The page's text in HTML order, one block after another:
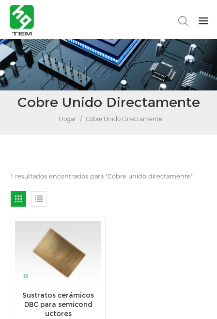
Cobre Unido Directamente
Hogar / Cobre Unido Directamente
1 resultados encontrados para "Cobre unido directamente"
Sustratos cerámicos
DBC para semicond
uctores